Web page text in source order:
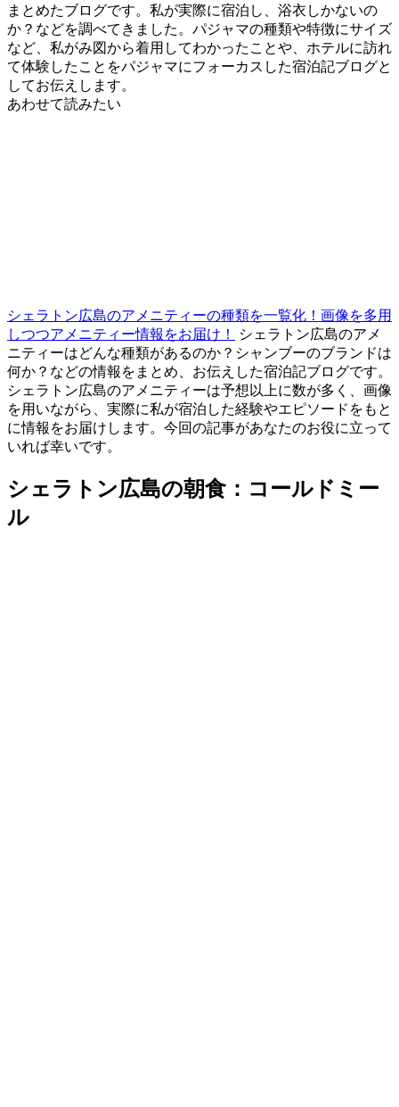
まとめたブログです。私が実際に宿泊し、浴衣しかないの
か？などを調べてきました。パジャマの種類や特徴にサイズ
など、私がみ図から着用してわかったことや、ホテルに訪れ
て体験したことをパジャマにフォーカスした宿泊記ブログと
してお伝えします。
あわせて読みたい
シェラトン広島のアメニティーの種類を一覧化！画像を多用
しつつアメニティー情報をお届け！
シェラトン広島のアメ
ニティーはどんな種類があるのか？シャンブーのブランドは
何か？などの情報をまとめ、お伝えした宿泊記ブログです。
シェラトン広島のアメニティーは予想以上に数が多く、画像
を用いながら、実際に私が宿泊した経験やエピソードをもと
に情報をお届けします。今回の記事があなたのお役に立って
いれば幸いです。
シェラトン広島の朝食：コールドミー
ル